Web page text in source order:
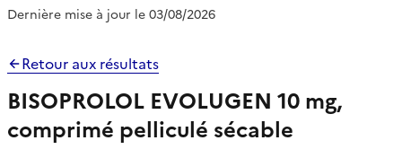
Dernière mise à jour le 03/08/2026
Retour aux résultats
BISOPROLOL EVOLUGEN 10 mg,
comprimé pelliculé sécable